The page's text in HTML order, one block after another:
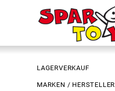
LAGERVERKAUF
MARKEN / HERSTELLER